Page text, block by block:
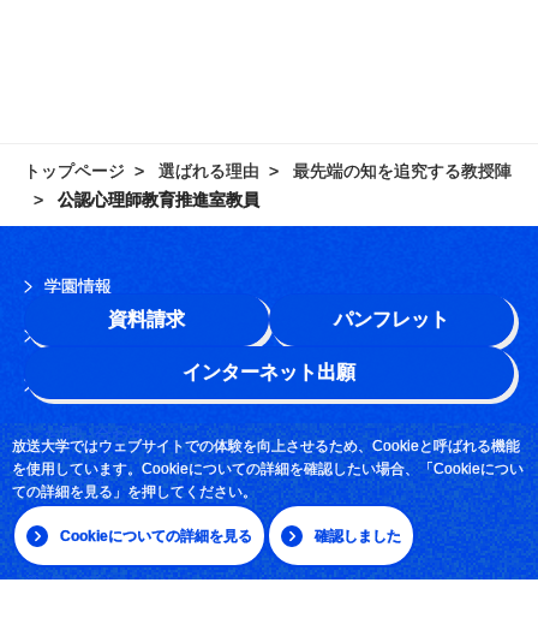
放送大学ではウェブサイトでの体験を向上させるため、Cookieと呼ばれる機能
を使用しています。Cookieについての詳細を確認したい場合、「Cookieについ
ての詳細を見る」を押してください。
Cookieについての詳細を見る 確認しました
資料請求 パンフレット
インターネット出願
トップページ 選ばれる理由
最先端の知を追究する教授陣
公認心理師教育推進室教員
学園情報
このサイトについて
お問い合わせ
採用情報
サイトマップ
日本語 | English